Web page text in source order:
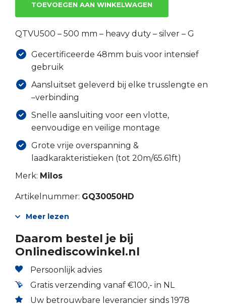
TOEVOEGEN AAN WINKELWAGEN
QTVU500 – 500 mm – heavy duty – silver – G
Gecertificeerde 48mm buis voor intensief
gebruik
Aansluitset geleverd bij elke trusslengte en
–verbinding
Snelle aansluiting voor een vlotte,
eenvoudige en veilige montage
Grote vrije overspanning &
laadkarakteristieken (tot 20m/65.61ft)
Merk: Milos
Artikelnummer: GQ30050HD
Meer lezen
Daarom bestel je bij
Onlinediscowinkel.nl
Persoonlijk advies
Gratis verzending vanaf €100,- in NL
Uw betrouwbare leverancier sinds 1978